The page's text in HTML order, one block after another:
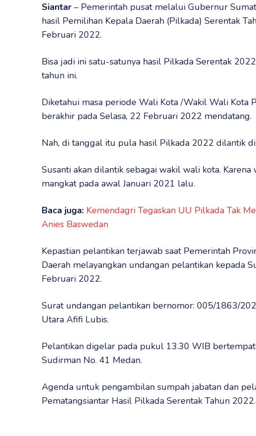
Siantar – Pemerintah pusat melalui Gubernur
hasil Pemilihan Kepala Daerah (Pilkada) Serentak
Februari 2022.
Bisa jadi ini satu-satunya hasil Pilkada Serentak
tahun ini.
Diketahui masa periode Wali Kota /Wakil Wali Kota
berakhir pada Selasa, 22 Februari 2022 mendatang.
Nah, di tanggal itu pula hasil Pilkada 2022 dilantik
Susanti akan dilantik sebagai wakil wali kota.
mangkat pada awal Januari 2021 lalu.
Baca juga: Kemendagri Tegaskan UU Pilkada Tak
Anies Baswedan
Kepastian pelantikan terjawab saat Pemerintah
Daerah melayangkan undangan pelantikan kepada
Februari 2022.
Surat undangan pelantikan bernomor: 005/1863/
Utara Afifi Lubis.
Pelantikan digelar pada pukul 13.30 WIB
Sudirman No. 41 Medan.
Agenda untuk pengambilan sumpah jabatan dan
Pematangsiantar Hasil Pilkada Serentak Tahun